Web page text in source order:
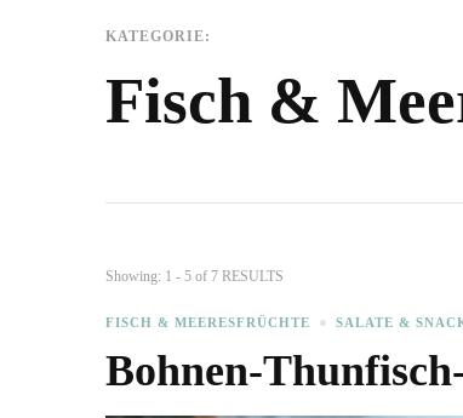
KATEGORIE:
Fisch &
Showing: 1 - 5 of 7 RESULTS
FISCH & MEERESFRÜCHTE SALATE &
Bohnen-